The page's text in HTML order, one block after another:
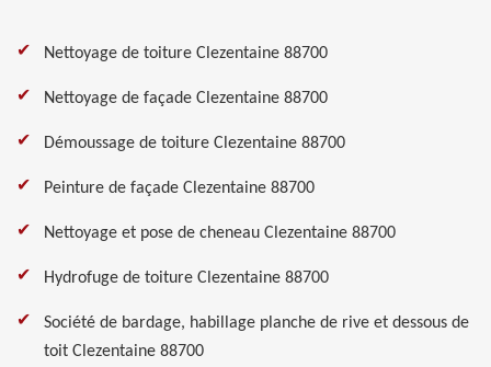
Nettoyage de toiture Clezentaine 88700
Nettoyage de façade Clezentaine 88700
Démoussage de toiture Clezentaine 88700
Peinture de façade Clezentaine 88700
Nettoyage et pose de cheneau Clezentaine 88700
Hydrofuge de toiture Clezentaine 88700
Société de bardage, habillage planche de rive et dessous de
toit Clezentaine 88700